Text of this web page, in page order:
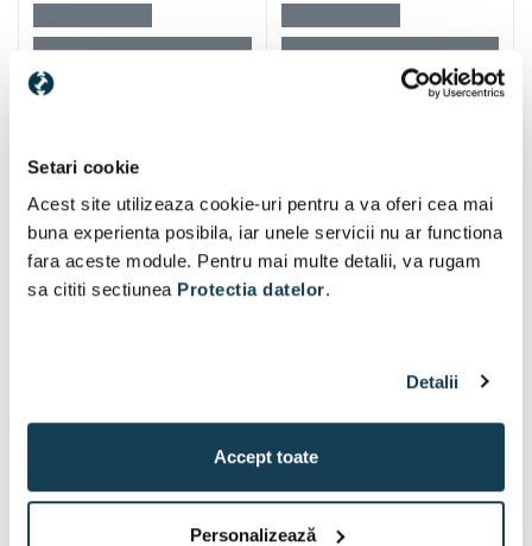
Setari cookie
Acest site utilizeaza cookie-uri pentru a va oferi cea mai
buna experienta posibila, iar unele servicii nu ar functiona
fara aceste module. Pentru mai multe detalii, va rugam
sa cititi sectiunea Protectia datelor.
Detalii
Accept toate
Personalizează
Alti clienti au vizitat si